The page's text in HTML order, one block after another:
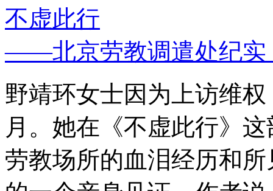
不虚此行
——北京劳教调遣处纪实
野靖环女士因为上访维
月。她在《不虚此行》
劳教场所的血泪经历和